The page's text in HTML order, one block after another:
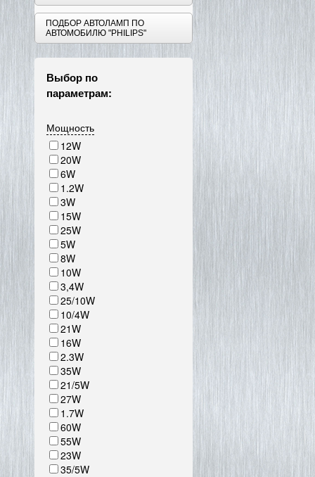
ПОДБОР АВТОЛАМП ПО
АВТОМОБИЛЮ "PHILIPS"
Выбор по
параметрам:
Мощность
12W
20W
6W
1.2W
3W
15W
25W
5W
8W
10W
3,4W
25/10W
10/4W
21W
16W
2.3W
35W
21/5W
27W
1.7W
60W
55W
23W
35/5W